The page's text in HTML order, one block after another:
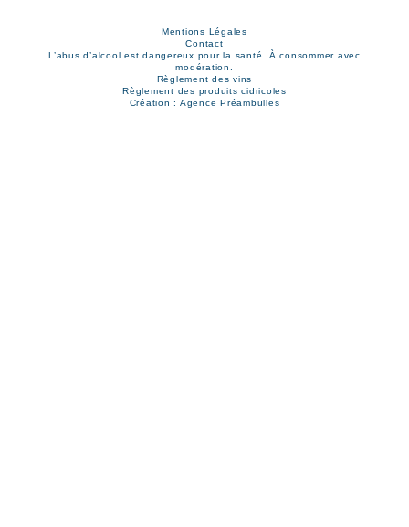
Mentions Légales
Contact
L’abus d’alcool est dangereux pour la santé. À consommer avec
modération.
Règlement des vins
Règlement des produits cidricoles
Création : Agence Préambulles